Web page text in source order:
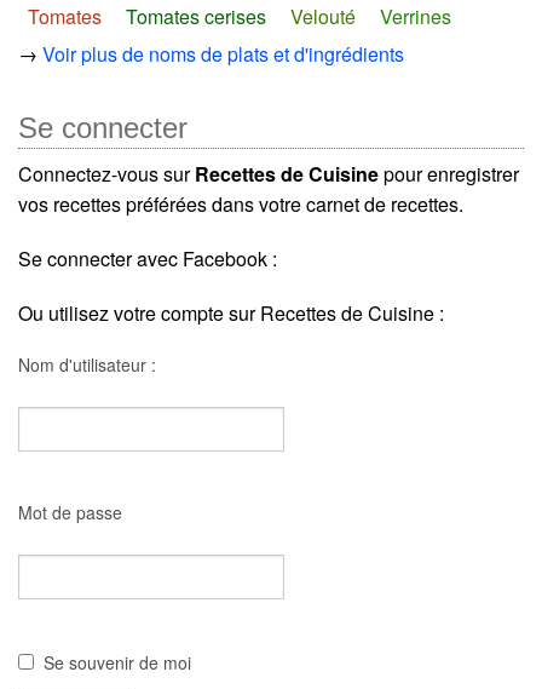
Tomates
Tomates cerises Velouté
Verrines
→ Voir plus de noms de plats et d'ingrédients
Se connecter
Connectez-vous surRecettes de Cuisinepour enregistrer
vos recettes préférées dans votre carnet de recettes.
Se connecter avec Facebook :
Ou utilisez votre compte sur Recettes de Cuisine :
Nom d'utilisateur :
Mot de passe
Se souvenir de moi